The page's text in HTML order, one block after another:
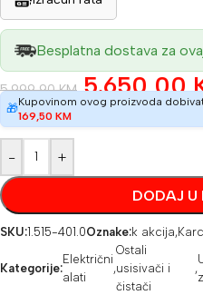
Besplatna dostava za
5.999,90KM 5.650,00
🎁Kupovinom ovog proizvoda
169,50 KM
- +
DODAJ U
SKU:1.515-401.0Oznake:k akcija,
Kategorije:
Električni
alati
,
Ostali
usisivači i
čistači
,